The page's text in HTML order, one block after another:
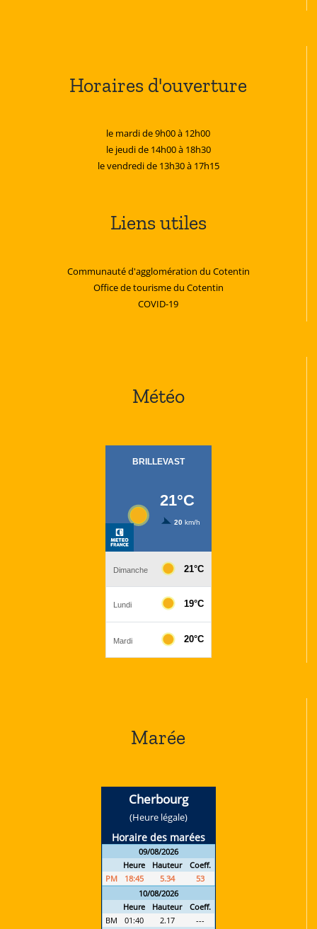
Horaires d'ouverture
le mardi de 9h00 à 12h00
le jeudi de 14h00 à 18h30
le vendredi de 13h30 à 17h15
Liens utiles
Communauté d'agglomération du Cotentin
Office de tourisme du Cotentin
COVID-19
Météo
Marée